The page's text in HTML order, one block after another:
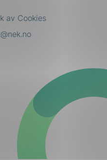
av Cookies